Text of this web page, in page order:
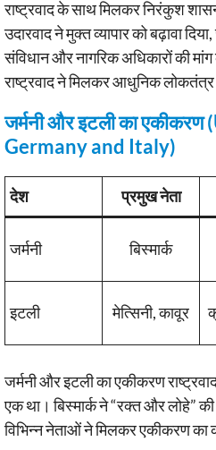
राष्ट्रवाद के साथ मिलकर निरंकुश
उदारवाद ने मुक्त व्यापार को बढ़ावा
संविधान और नागरिक अधिकारों की
राष्ट्रवाद ने मिलकर आधुनिक लोकतंत्र
जर्मनी और इटली का
Germany and Italy)
देश प्रमुख नेता
जर्मनी बिस्मार्क
इटली मेत्सिनी, कावूर
जर्मनी और इटली का एकीकरण
एक था। बिस्मार्क ने “रक्त और लोहे”
विभिन्न नेताओं ने मिलकर एकीकरण का